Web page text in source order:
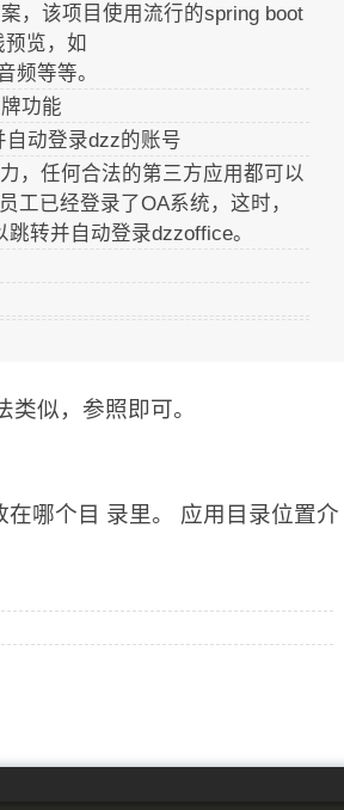
，该项目使用流行的spring boot
览，如
频等等。
功能
自动登录dzz的账号
，任何合法的第三方应用都可以
工已经登录了OA系统，这时，
转并自动登录dzzoffice。
似，参照即可。
哪个目 录里。 应用目录位置介